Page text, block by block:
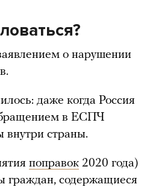
о нарушении
даже когда Россия
в ЕСПЧ
внутри страны.
поправок 2020 года)
граждан, содержащиеся